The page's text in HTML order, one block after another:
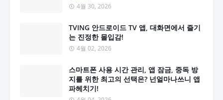
4월 30, 2026
TVING 안드로이드 TV 앱, 대화면에서 즐기
는 진정한 몰입감!
4월 02, 2026
스마트폰 사용 시간 관리, 앱 잠금, 중독 방
지를 위한 최고의 선택은? 넌얼마나쓰니 앱
파헤치기!